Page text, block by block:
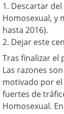
1. Descartar
Homosexual, y
hasta 2016).
2. Dejar este
Tras finalizar el
Las razones
motivado por el
fuertes de
Homosexual.